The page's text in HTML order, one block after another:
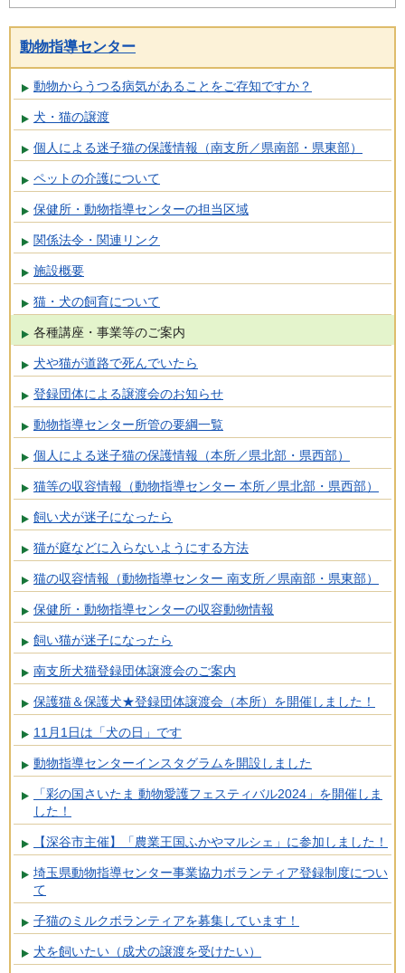
動物指導センター
動物からうつる病気があることをご存知ですか？
犬・猫の譲渡
個人による迷子猫の保護情報（南支所／県南部・県東部）
ペットの介護について
保健所・動物指導センターの担当区域
関係法令・関連リンク
施設概要
猫・犬の飼育について
各種講座・事業等のご案内
犬や猫が道路で死んでいたら
登録団体による譲渡会のお知らせ
動物指導センター所管の要綱一覧
個人による迷子猫の保護情報（本所／県北部・県西部）
猫等の収容情報（動物指導センター 本所／県北部・県西部）
飼い犬が迷子になったら
猫が庭などに入らないようにする方法
猫の収容情報（動物指導センター 南支所／県南部・県東部）
保健所・動物指導センターの収容動物情報
飼い猫が迷子になったら
南支所犬猫登録団体譲渡会のご案内
保護猫＆保護犬★登録団体譲渡会（本所）を開催しました！
11月1日は「犬の日」です
動物指導センターインスタグラムを開設しました
「彩の国さいたま 動物愛護フェスティバル2024」を開催しま
した！
【深谷市主催】「農業王国ふかやマルシェ」に参加しました！
埼玉県動物指導センター事業協力ボランティア登録制度につい
て
子猫のミルクボランティアを募集しています！
犬を飼いたい（成犬の譲渡を受けたい）